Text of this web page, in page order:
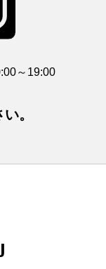
～19:00
。